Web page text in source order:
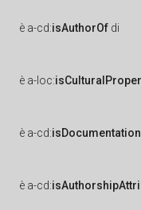
è a-cd:isAuthorOf di
è a-loc:
è a-cd:
è a-cd: